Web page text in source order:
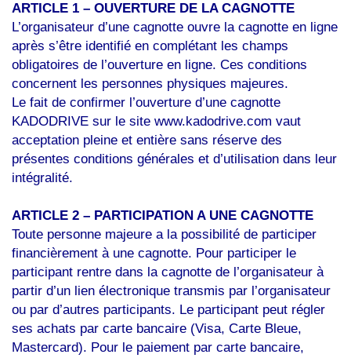
ARTICLE 1 – OUVERTURE DE LA CAGNOTTE
L’organisateur d’une cagnotte ouvre la cagnotte en ligne
après s’être identifié en complétant les champs
obligatoires de l’ouverture en ligne. Ces conditions
concernent les personnes physiques majeures.
Le fait de confirmer l’ouverture d’une cagnotte
KADODRIVE sur le site www.kadodrive.com vaut
acceptation pleine et entière sans réserve des
présentes conditions générales et d’utilisation dans leur
intégralité.
ARTICLE 2 – PARTICIPATION A UNE CAGNOTTE
Toute personne majeure a la possibilité de participer
financièrement à une cagnotte. Pour participer le
participant rentre dans la cagnotte de l’organisateur à
partir d’un lien électronique transmis par l’organisateur
ou par d’autres participants. Le participant peut régler
ses achats par carte bancaire (Visa, Carte Bleue,
Mastercard). Pour le paiement par carte bancaire,